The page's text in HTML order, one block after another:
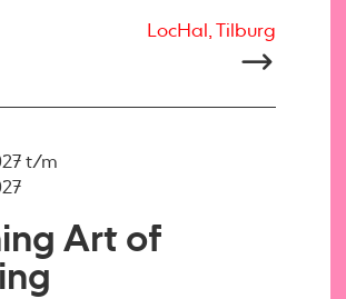
LocHal, Tilburg
Art of
t/m